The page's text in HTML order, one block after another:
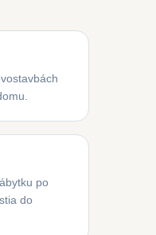
po
do